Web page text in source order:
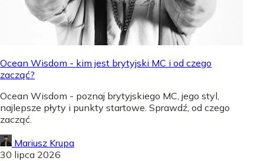
Ocean Wisdom - kim jest brytyjski MC i od czego
zacząć?
Ocean Wisdom - poznaj brytyjskiego MC, jego styl,
najlepsze płyty i punkty startowe. Sprawdź, od czego
zacząć.
Mariusz Krupa
30 lipca 2026